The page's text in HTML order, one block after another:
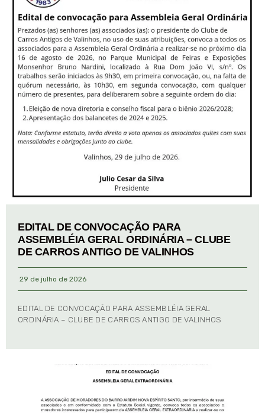
EDITAL DE CONVOCAÇÃO PARA
ASSEMBLÉIA GERAL ORDINÁRIA – CLUBE
DE CARROS ANTIGO DE VALINHOS
29 de julho de 2026
EDITAL DE CONVOCAÇÃO PARA ASSEMBLÉIA GERAL
ORDINÁRIA – CLUBE DE CARROS ANTIGO DE VALINHOS